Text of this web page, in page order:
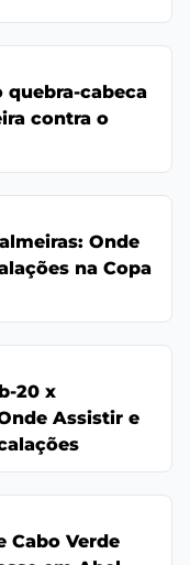
quebra-cabeca
contra o
Onde
na Copa
20 x
Assistir e
Cabo Verde